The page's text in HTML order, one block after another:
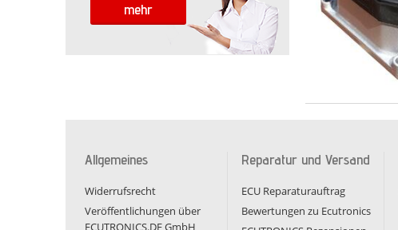
mehr
Allgemeines
Widerrufsrecht
Veröffentlichungen über
ECUTRONICS.DE GmbH
Reparatur und Versand
ECU Reparaturauftrag
Bewertungen zu Ecutronics